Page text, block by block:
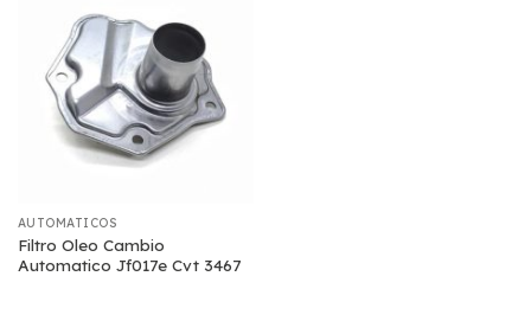
AUTOMATICOS
Filtro Oleo Cambio
Automatico Jf017e Cvt 3467